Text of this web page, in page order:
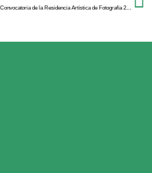
Convocatoria de la Residencia Artística de Fotografía 2026–2027